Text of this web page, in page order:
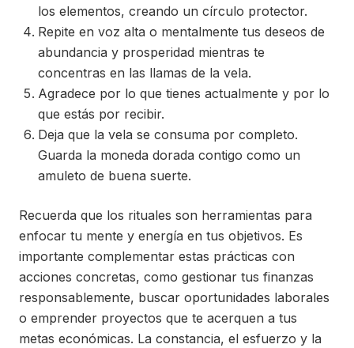
los elementos, creando un círculo protector.
Repite en voz alta o mentalmente tus deseos de
abundancia y prosperidad mientras te
concentras en las llamas de la vela.
Agradece por lo que tienes actualmente y por lo
que estás por recibir.
Deja que la vela se consuma por completo.
Guarda la moneda dorada contigo como un
amuleto de buena suerte.
Recuerda que los rituales son herramientas para
enfocar tu mente y energía en tus objetivos. Es
importante complementar estas prácticas con
acciones concretas, como gestionar tus finanzas
responsablemente, buscar oportunidades laborales
o emprender proyectos que te acerquen a tus
metas económicas. La constancia, el esfuerzo y la